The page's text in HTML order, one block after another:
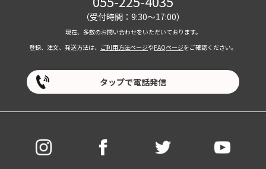
（受付時間：9:30～17:00）
現在、多数のお問い合わせをいただいております。
登録、注文、発送方法は、 ご利用方法ページやFAQページをご確認ください。
タップで電話発信